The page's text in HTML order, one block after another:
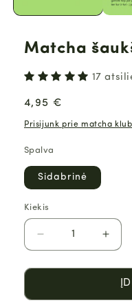
Matcha
17
Įprasta
kaina
4,95 €
Prisijunk prie matcha
Spalva
Sidabrinė
Kiekis
Kiekis
Sumažinti
Matcha
šaukštelis
kiekį